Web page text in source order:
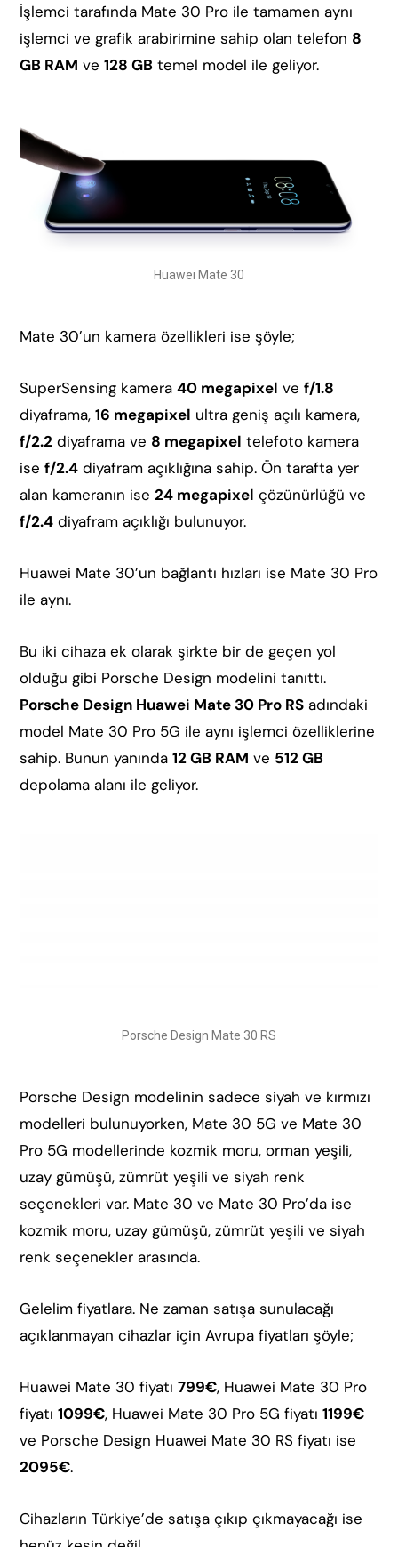
İşlemci tarafında Mate 30 Pro ile tamamen aynı
işlemci ve grafik arabirimine sahip olan telefon 8
GB RAM ve 128 GB temel model ile geliyor.
Huawei Mate 30
Mate 30’un kamera özellikleri ise şöyle;
SuperSensing kamera 40 megapixel ve f/1.8
diyaframa, 16 megapixel ultra geniş açılı kamera,
f/2.2 diyaframa ve 8 megapixel telefoto kamera
ise f/2.4 diyafram açıklığına sahip. Ön tarafta yer
alan kameranın ise 24 megapixel çözünürlüğü ve
f/2.4 diyafram açıklığı bulunuyor.
Huawei Mate 30’un bağlantı hızları ise Mate 30 Pro
ile aynı.
Bu iki cihaza ek olarak şirkte bir de geçen yol
olduğu gibi Porsche Design modelini tanıttı.
Porsche Design Huawei Mate 30 Pro RS adındaki
model Mate 30 Pro 5G ile aynı işlemci özelliklerine
sahip. Bunun yanında 12 GB RAM ve 512 GB
depolama alanı ile geliyor.
Porsche Design Mate 30 RS
Porsche Design modelinin sadece siyah ve kırmızı
modelleri bulunuyorken, Mate 30 5G ve Mate 30
Pro 5G modellerinde kozmik moru, orman yeşili,
uzay gümüşü, zümrüt yeşili ve siyah renk
seçenekleri var. Mate 30 ve Mate 30 Pro’da ise
kozmik moru, uzay gümüşü, zümrüt yeşili ve siyah
renk seçenekler arasında.
Gelelim fiyatlara. Ne zaman satışa sunulacağı
açıklanmayan cihazlar için Avrupa fiyatları şöyle;
Huawei Mate 30 fiyatı 799€, Huawei Mate 30 Pro
fiyatı 1099€, Huawei Mate 30 Pro 5G fiyatı 1199€
ve Porsche Design Huawei Mate 30 RS fiyatı ise
2095€.
Cihazların Türkiye’de satışa çıkıp çıkmayacağı ise